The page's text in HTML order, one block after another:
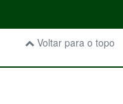
Voltar para o topo